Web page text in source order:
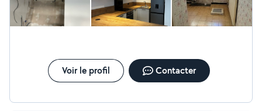
Voir le profil Contacter